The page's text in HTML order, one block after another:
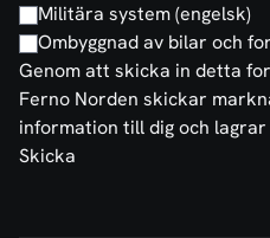
Militära system (engelsk)
Ombyggnad av bilar och
Genom att skicka in detta
Ferno Norden skickar
information till dig och
Skicka